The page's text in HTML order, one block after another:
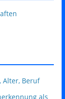
Alter, Beruf
als